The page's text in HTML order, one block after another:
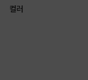
컬러